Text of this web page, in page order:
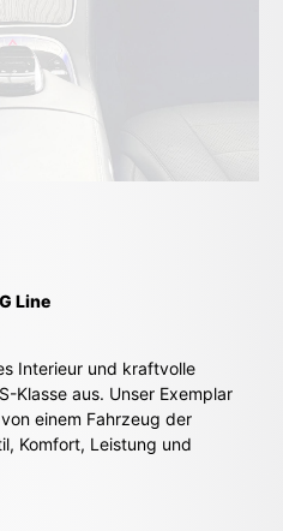
Line
Interieur und kraftvolle
Klasse aus. Unser Exemplar
einem Fahrzeug der
Komfort, Leistung und